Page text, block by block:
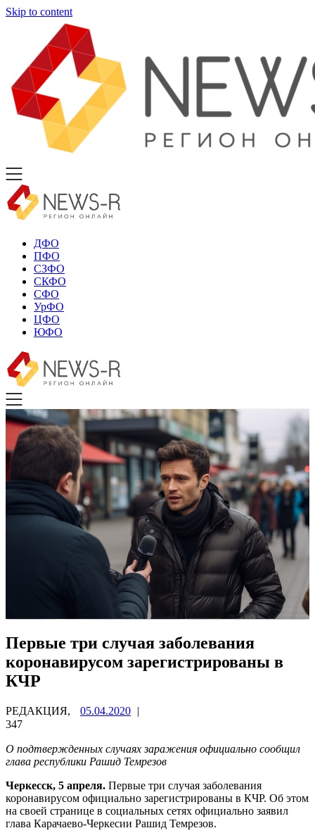
Skip to content
ДФО
ПФО
СЗФО
СКФО
СФО
УрФО
ЦФО
ЮФО
Первые три случая заболевания
коронавирусом зарегистрированы в
КЧР
РЕДАКЦИЯ, 05.04.2020 |
347
О подтвержденных случаях заражения официально сообщил
глава республики Рашид Темрезов
Черкесск, 5 апреля. Первые три случая заболевания
коронавирусом официально зарегистрированы в КЧР. Об этом
на своей странице в социальных сетях официально заявил
глава Карачаево-Черкесии Рашид Темрезов.